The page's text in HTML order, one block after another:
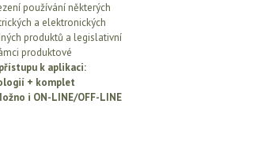
používání některých
a elektronických
produktů a legislativní
produktové
k aplikaci:
+ komplet
i ON-LINE/OFF-LINE